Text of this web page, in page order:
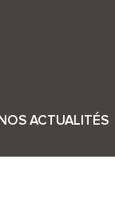
NOS ACTUALITÉS